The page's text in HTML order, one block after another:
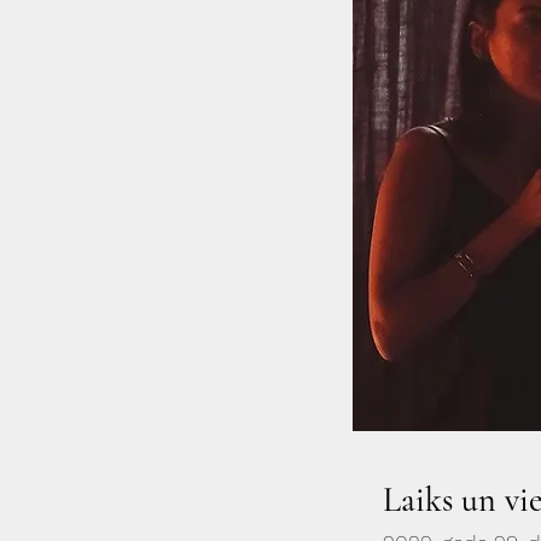
Laiks un